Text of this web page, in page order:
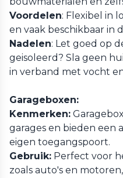
Voordelen: Flexibel in
en vaak beschikbaar in
Nadelen: Let goed op
geisoleerd? Sla geen
in verband met vocht
Garageboxen:
Kenmerken:
garages en bieden een
eigen toegangspoort.
Gebruik: Perfect voor
zoals auto's en